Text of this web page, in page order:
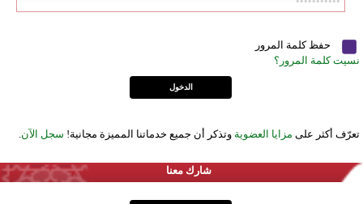
حفظ كلمة المرور
نسيت كلمة المرور؟
تعرّف أكثر على مزايا العضوية وتذكر أن جميع خدماتنا المميزة مجانية! سجل الآن
شارك معنا